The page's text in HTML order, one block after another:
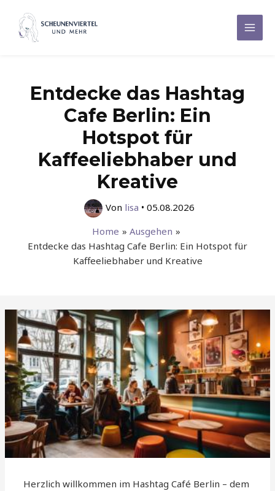
Inhalt
springen
Main
Entdecke das Hashtag
Cafe Berlin: Ein
Hotspot für
Kaffeeliebhaber und
Kreative
Von lisa • 05.08.2026
Home
Ausgehen
Entdecke das Hashtag Cafe Berlin: Ein Hotspot für
Kaffeeliebhaber und Kreative
Herzlich willkommen im Hashtag Café Berlin – dem